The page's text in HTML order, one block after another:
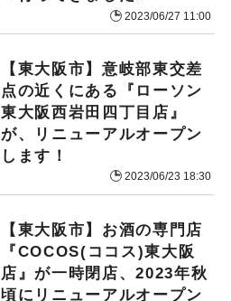
2023/06/27 11:00
【東大阪市】意岐部東交差
点の近くにある『ローソン
東大阪西岩田四丁目店』
が、リニューアルオープン
します！
2023/06/23 18:30
【東大阪市】お酒の専門店
『COCOS(ココス)東大阪
店』が一時閉店、2023年秋
頃にリニューアルオープン